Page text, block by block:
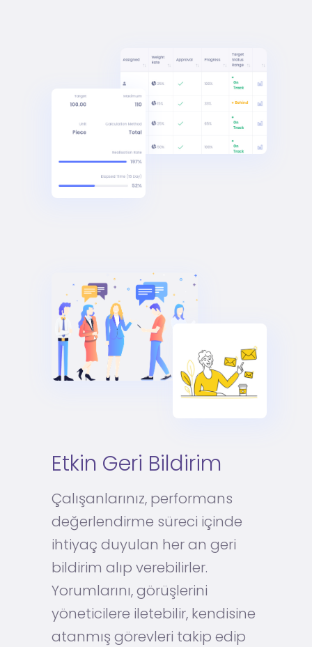
Etkin Geri Bildirim
Çalışanlarınız, performans
değerlendirme süreci içinde
ihtiyaç duyulan her an geri
bildirim alıp verebilirler.
Yorumlarını, görüşlerini
yöneticilere iletebilir, kendisine
atanmış görevleri takip edip